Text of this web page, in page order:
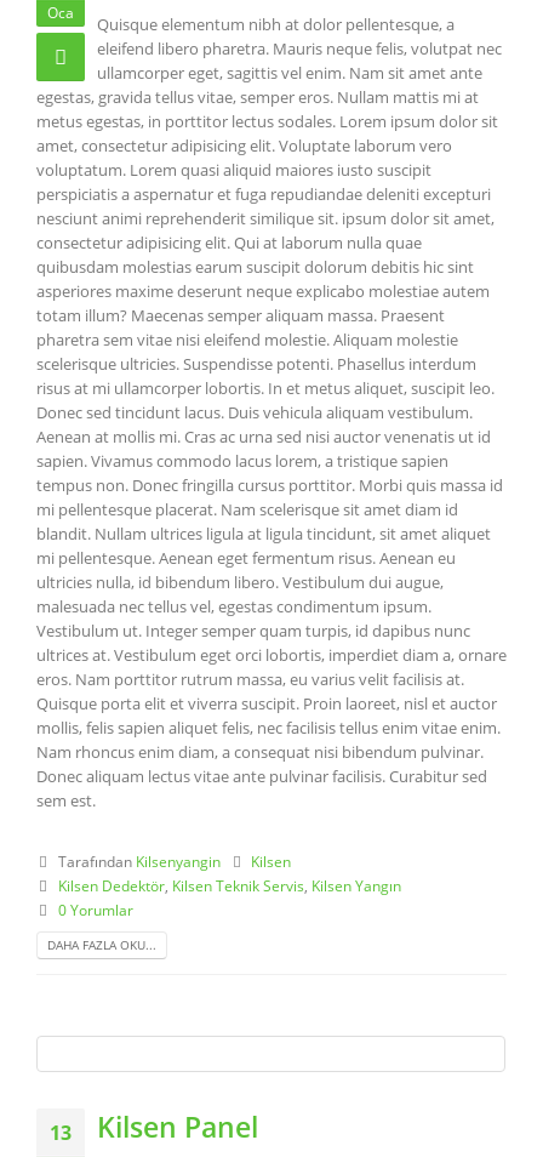
Oca
Quisque elementum nibh at dolor pellentesque, a
eleifend libero pharetra. Mauris neque felis, volutpat nec
ullamcorper eget, sagittis vel enim. Nam sit amet ante
egestas, gravida tellus vitae, semper eros. Nullam mattis mi at
metus egestas, in porttitor lectus sodales. Lorem ipsum dolor sit
amet, consectetur adipisicing elit. Voluptate laborum vero
voluptatum. Lorem quasi aliquid maiores iusto suscipit
perspiciatis a aspernatur et fuga repudiandae deleniti excepturi
nesciunt animi reprehenderit similique sit. ipsum dolor sit amet,
consectetur adipisicing elit. Qui at laborum nulla quae
quibusdam molestias earum suscipit dolorum debitis hic sint
asperiores maxime deserunt neque explicabo molestiae autem
totam illum? Maecenas semper aliquam massa. Praesent
pharetra sem vitae nisi eleifend molestie. Aliquam molestie
scelerisque ultricies. Suspendisse potenti. Phasellus interdum
risus at mi ullamcorper lobortis. In et metus aliquet, suscipit leo.
Donec sed tincidunt lacus. Duis vehicula aliquam vestibulum.
Aenean at mollis mi. Cras ac urna sed nisi auctor venenatis ut id
sapien. Vivamus commodo lacus lorem, a tristique sapien
tempus non. Donec fringilla cursus porttitor. Morbi quis massa id
mi pellentesque placerat. Nam scelerisque sit amet diam id
blandit. Nullam ultrices ligula at ligula tincidunt, sit amet aliquet
mi pellentesque. Aenean eget fermentum risus. Aenean eu
ultricies nulla, id bibendum libero. Vestibulum dui augue,
malesuada nec tellus vel, egestas condimentum ipsum.
Vestibulum ut. Integer semper quam turpis, id dapibus nunc
ultrices at. Vestibulum eget orci lobortis, imperdiet diam a, ornare
eros. Nam porttitor rutrum massa, eu varius velit facilisis at.
Quisque porta elit et viverra suscipit. Proin laoreet, nisl et auctor
mollis, felis sapien aliquet felis, nec facilisis tellus enim vitae enim.
Nam rhoncus enim diam, a consequat nisi bibendum pulvinar.
Donec aliquam lectus vitae ante pulvinar facilisis. Curabitur sed
sem est.
Tarafından Kilsenyangin
Kilsen
Kilsen Dedektör, Kilsen Teknik Servis Kilsen Yangın
0 Yorumlar
DAHA FAZLA OKU...
13 Kilsen Panel